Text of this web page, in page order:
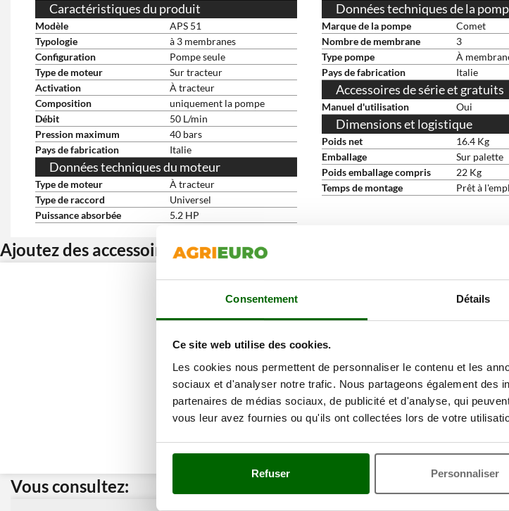
Consentement Détails
Ce site web utilise des cookies.
Les cookies nous permettent de personnaliser le contenu et les
sociaux et d'analyser notre trafic. Nous partageons également des
partenaires de médias sociaux, de publicité et d'analyse, qui
vous leur avez fournies ou qu'ils ont collectées lors de votre
Refuser Personnaliser
Caractéristiques du produit
Modèle
APS 51
Typologie
à 3 membranes
Configuration
Pompe seule
Type de moteur
Sur tracteur
Activation
À tracteur
Composition
uniquement la pompe
Débit
50 L/min
Pression maximum
40 bars
Pays de fabrication
Italie
Données techniques du moteur
Type de moteur
À tracteur
Type de raccord
Universel
Puissance absorbée
5.2 HP
Données techniques de la
Marque de la pompe
Comet
Nombre de membrane
3
Type pompe
À
Pays de fabrication
Italie
Accessoires de série et gratuits
Manuel d'utilisation Oui
Dimensions et logistique
Poids net
16.4 Kg
Emballage
Sur palette
Poids emballage compris
22 Kg
Temps de montage
Prêt à
Ajoutez des accessoires et bénéficiez d’une remise
Vous consultez: Nos clients ont consulté